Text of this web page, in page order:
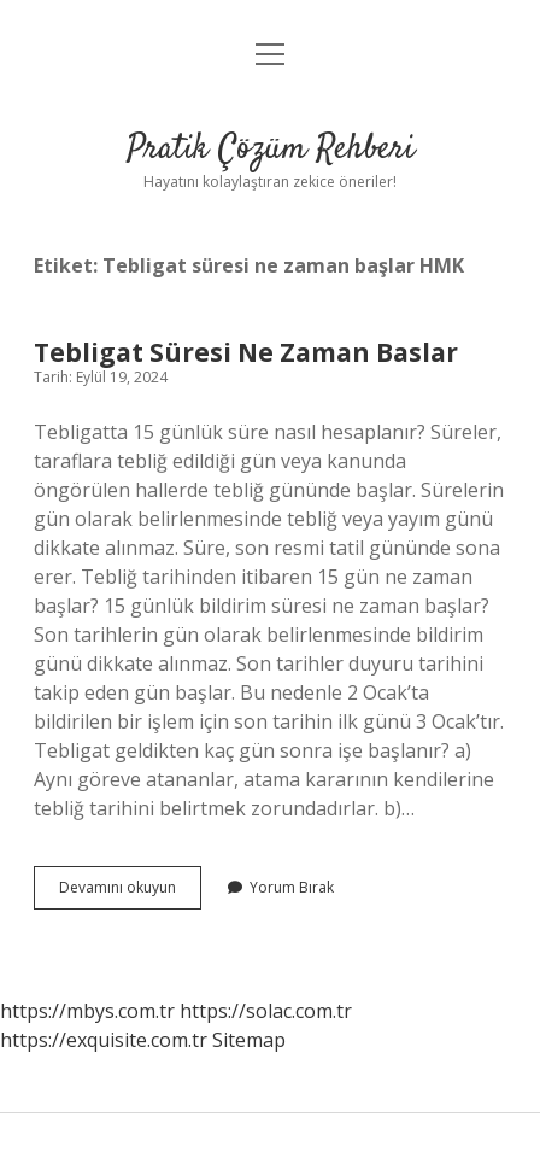
Anasayfa
Yasal Uyarı
menüyü
Pratik Çözüm Rehberi
Hayatını kolaylaştıran zekice öneriler!
Etiket: Tebligat süresi ne zaman başlar HMK
Tebligat Süresi Ne Zaman Baslar
Tarih: Eylül 19, 2024
Tebligatta 15 günlük süre nasıl hesaplanır? Süreler,
taraflara tebliğ edildiği gün veya kanunda
öngörülen hallerde tebliğ gününde başlar. Sürelerin
gün olarak belirlenmesinde tebliğ veya yayım günü
dikkate alınmaz. Süre, son resmi tatil gününde sona
erer. Tebliğ tarihinden itibaren 15 gün ne zaman
başlar? 15 günlük bildirim süresi ne zaman başlar?
Son tarihlerin gün olarak belirlenmesinde bildirim
günü dikkate alınmaz. Son tarihler duyuru tarihini
takip eden gün başlar. Bu nedenle 2 Ocak’ta
bildirilen bir işlem için son tarihin ilk günü 3 Ocak’tır.
Tebligat geldikten kaç gün sonra işe başlanır? a)
Aynı göreve atananlar, atama kararının kendilerine
tebliğ tarihini belirtmek zorundadırlar. b)…
Devamını okuyun Tebligat
Süresi
Yorum Bırak
https://mbys.com.tr https://solac.com.tr
https://exquisite.com.trSitemap